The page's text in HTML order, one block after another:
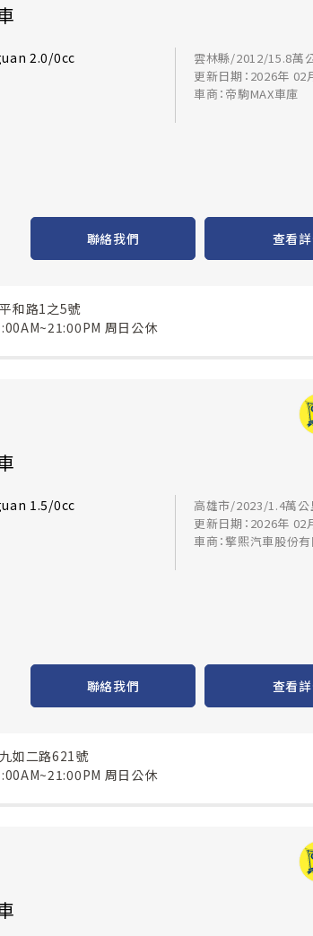
2.0/0cc
雲林縣/2012/15.8萬
更新日期：2026年 02
車商：帝駒MAX車庫
聯絡我們 查看
和路1之5號
周日公休
1.5/0cc
高雄市/2023/1.4萬公
更新日期：2026年 02
車商：擎熙汽車股份
聯絡我們 查看
如二路621號
周日公休